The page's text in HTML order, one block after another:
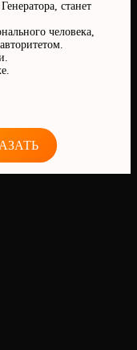
станет
человека,